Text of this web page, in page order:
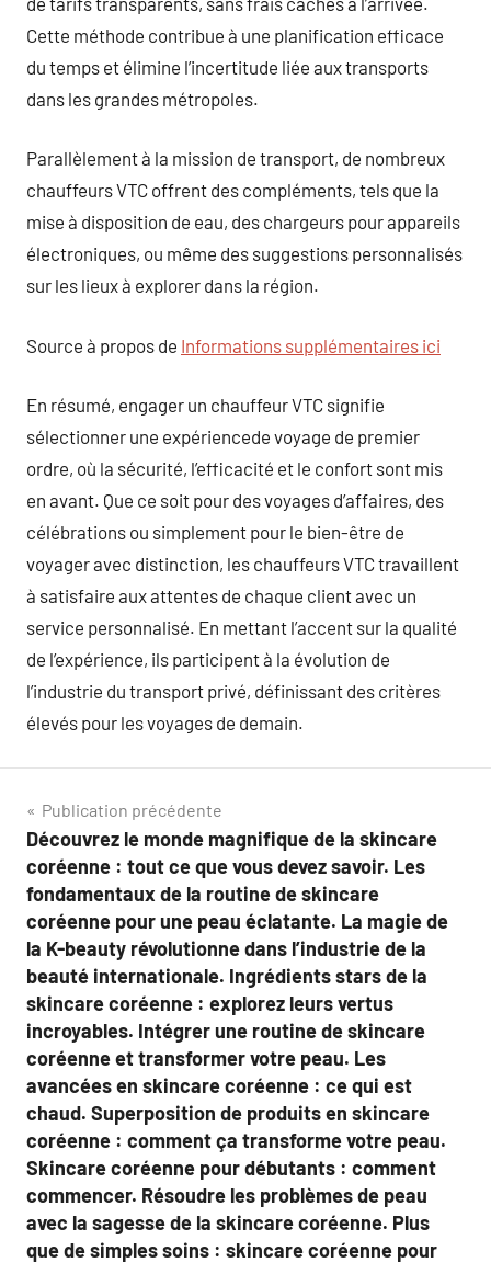
Cette méthode contribue à une planification efficace
du temps et élimine l’incertitude liée aux transports
dans les grandes métropoles.
Parallèlement à la mission de transport, de nombreux
chauffeurs VTC offrent des compléments, tels que la
mise à disposition de eau, des chargeurs pour appareils
électroniques, ou même des suggestions personnalisés
sur les lieux à explorer dans la région.
Source à propos de Informations supplémentaires ici
En résumé, engager un chauffeur VTC signifie
sélectionner une expériencede voyage de premier
ordre, où la sécurité, l’efficacité et le confort sont mis
en avant. Que ce soit pour des voyages d’affaires, des
célébrations ou simplement pour le bien-être de
voyager avec distinction, les chauffeurs VTC travaillent
à satisfaire aux attentes de chaque client avec un
service personnalisé. En mettant l’accent sur la qualité
de l’expérience, ils participent à la évolution de
l’industrie du transport privé, définissant des critères
élevés pour les voyages de demain.
Navigation
de
l’article
Publication précédente
Découvrez le monde magnifique de la skincare
coréenne : tout ce que vous devez savoir. Les
fondamentaux de la routine de skincare
coréenne pour une peau éclatante. La magie de
la K-beauty révolutionne dans l’industrie de la
beauté internationale. Ingrédients stars de la
skincare coréenne : explorez leurs vertus
incroyables. Intégrer une routine de skincare
coréenne et transformer votre peau. Les
avancées en skincare coréenne : ce qui est
chaud. Superposition de produits en skincare
coréenne : comment ça transforme votre peau.
Skincare coréenne pour débutants : comment
commencer. Résoudre les problèmes de peau
avec la sagesse de la skincare coréenne. Plus
que de simples soins : skincare coréenne pour